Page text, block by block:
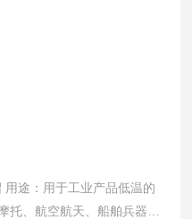
途：用于工业产品低温的
托、航空航天、船舶兵器、